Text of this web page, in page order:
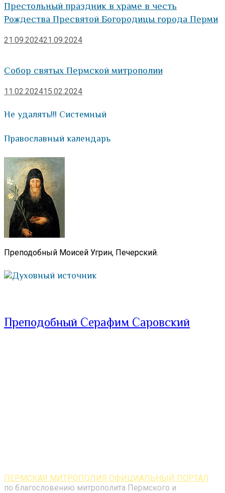
Престольный праздник в храме в честь
Рождества Пресвятой Богородицы города Перми
21.09.202421.09.2024
Собор святых Пермской митрополии
11.02.202415.02.2024
Не удалять!!! Системный
Православный календарь
Преподобный Моисей Угрин, Печерский.
Духовный источник
Преподобный Серафим Саровский
ПЕРМСКАЯ МИТРОПОЛИЯ ОФИЦИАЛЬНЫЙ ПОРТАЛ
по благословению митрополита Пермского и